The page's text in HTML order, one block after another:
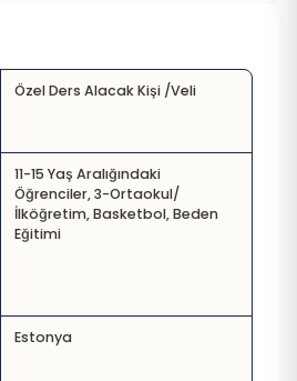
Özel Ders Alacak Kişi /Veli
11-15 Yaş Aralığındaki
Öğrenciler, 3-Ortaokul/
İlköğretim, Basketbol, Beden
Eğitimi
Estonya